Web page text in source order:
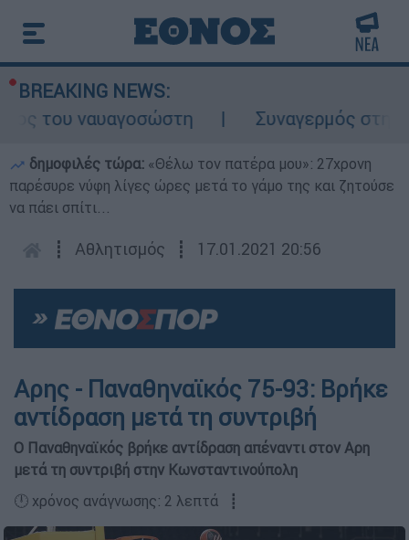
BREAKING NEWS:
του ναυαγοσώστη
Συναγερμός στην
δημοφιλές τώρα: «Θέλω τον πατέρα μου»: 27χρονη
παρέσυρε νύφη λίγες ώρες μετά το γάμο της και ζητούσε
να πάει σπίτι...
┋ Αθλητισμός ┋ 17.01.2021 20:56
Αρης - Παναθηναϊκός 75-93: Βρήκε
αντίδραση μετά τη συντριβή
O Παναθηναϊκός βρήκε αντίδραση απέναντι στον Αρη
μετά τη συντριβή στην Κωνσταντινούπολη
🕛 χρόνος ανάγνωσης: 2 λεπτά ┋